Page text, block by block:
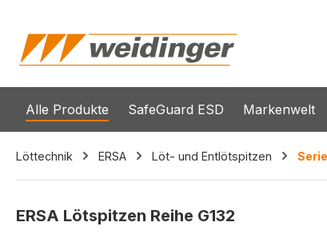
Alle Produkte SafeGuard ESD Markenwelt
Löttechnik ERSA Löt- und Entlötspitzen
ERSA Lötspitzen Reihe G132